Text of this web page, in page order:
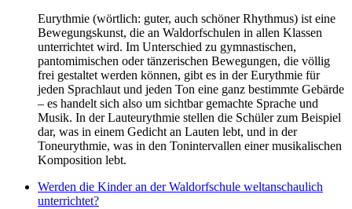
Eurythmie (wörtlich: guter, auch schöner Rhythmus) ist eine
Bewegungskunst, die an Waldorfschulen in allen Klassen
unterrichtet wird. Im Unterschied zu gymnastischen,
pantomimischen oder tänzerischen Bewegungen, die völlig
frei gestaltet werden können, gibt es in der Eurythmie für
jeden Sprachlaut und jeden Ton eine ganz bestimmte Gebärde
– es handelt sich also um sichtbar gemachte Sprache und
Musik. In der Lauteurythmie stellen die Schüler zum Beispiel
dar, was in einem Gedicht an Lauten lebt, und in der
Toneurythmie, was in den Tonintervallen einer musikalischen
Komposition lebt.
Werden die Kinder an der Waldorfschule weltanschaulich
unterrichtet?